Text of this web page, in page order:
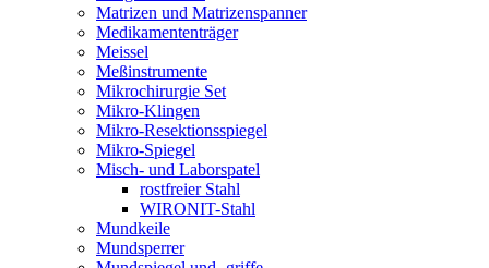
Matrizen und Matrizenspanner
Medikamententräger
Meissel
Meßinstrumente
Mikrochirurgie Set
Mikro-Klingen
Mikro-Resektionsspiegel
Mikro-Spiegel
Misch- und Laborspatel
rostfreier Stahl
WIRONIT-Stahl
Mundkeile
Mundsperrer